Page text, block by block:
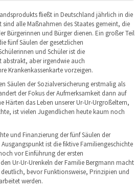
fließt in Deutschland jährlich in die
alle Maßnahmen des Staates gemeint, die
Bürgerinnen und Bürger dienen. Ein großer Teil
fünf Säulen der gesetzlichen
und Schüler ist die
abstrakt, aber irgendwie auch
Krankenkassenkarte vorzeigen.
Säulen der Sozialversicherung erstmalig als
der Fokus der Aufmerksamkeit dann auf
Härten das Leben unserer Ur-Ur-Urgroßeltern,
ist vielen Jugendlichen heute kaum noch
und Finanzierung der fünf Säulen der
ist die fiktive Familiengeschichte
vor Einführung der ersten
Ur-Ur-Urenkeln der Familie Bergmann macht
bevor Funktionsweise, Prinzipien und
werden.